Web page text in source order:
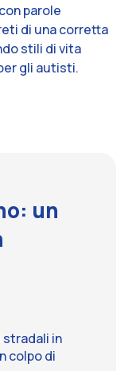
parole
di una corretta
stili di vita
gli autisti.
un
stradali in
colpo di